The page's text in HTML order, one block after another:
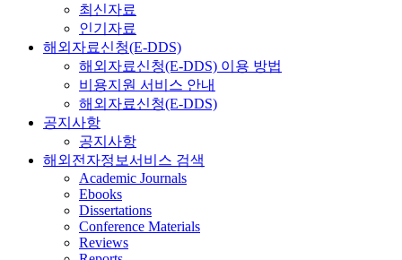
최신자료
인기자료
해외자료신청(E-DDS)
해외자료신청(E-DDS) 이용 방법
비용지원 서비스 안내
해외자료신청(E-DDS)
공지사항
공지사항
해외전자정보서비스 검색
Academic Journals
Ebooks
Dissertations
Conference Materials
Reviews